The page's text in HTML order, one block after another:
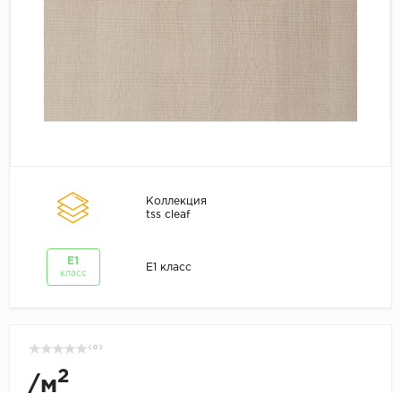
Коллекция
tss cleaf
E1
класс
E1 класс
( 0 )
/м2